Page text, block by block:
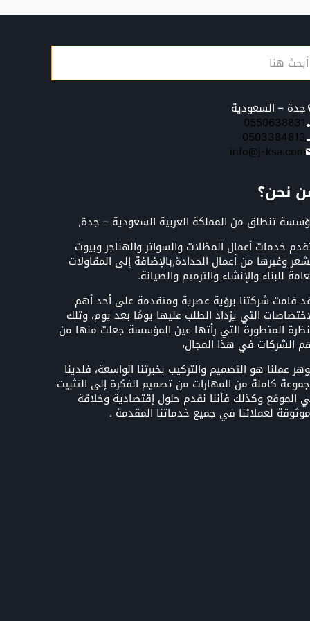
جدة – السعودية
0550638831
0503384813
info@j-ksa.com
نحن؟
تنطلق من المملكة العربية السعودية – جدة,
خدمات أعمال المظلات والسواتر والهناجر وبيوت
وغيرها من أعمال الحدادة,بالإضافة إلى المقاولات
للبناء والإنشاء والترميم والصيانة.
قامت شركتنا برؤية عصرية ومتقدمة على أحد أهم
التي يزداد الطلب عليها يومًا بعد يوم، وتلك
المتطورة التي رأتها عين المؤسسة جعلت منها من
الشركات في هذا المجال،
عملنا هو التصميم والتركيب بخبرتنا الواسعة، فلدينا
كاملة من المهارات من تصميم الفكرة إلى التثبيت
الموقع وكذلك فأننا نقدم حلول إقتصادية وخلاقة
لعملائنا في جميع خدماتنا المقدمة .